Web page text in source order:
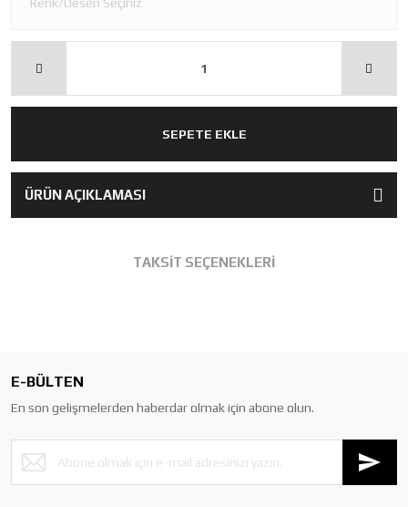
SEPETE EKLE
ÜRÜN AÇIKLAMASI
TAKSİT SEÇENEKLERİ
E-BÜLTEN
En son gelişmelerden haberdar olmak için abone olun.